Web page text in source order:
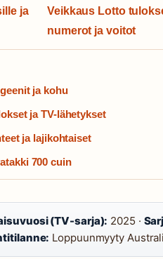
ja
Veikkaus Lotto
numerot ja voitot
ja kohu
ja TV-lähetykset
ja lajikohtaiset
700 cuin
(TV-sarja): 2025 ·
Loppuunmyyty